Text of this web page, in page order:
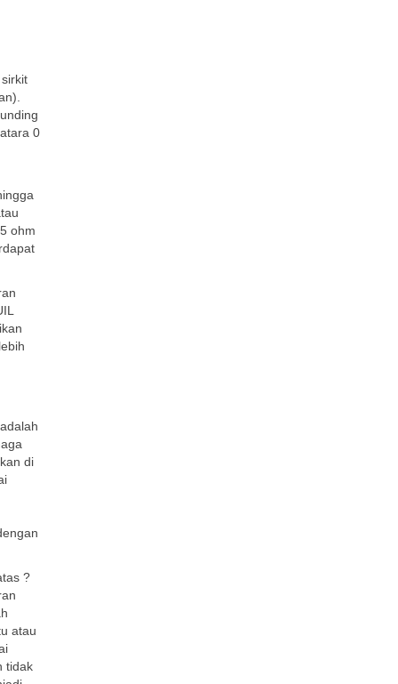
0
ohm
di
?
atau
tidak